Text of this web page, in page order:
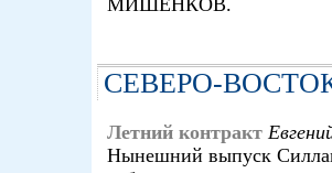
СЕВЕРО-
Летний контракт
Нынешний выпуск